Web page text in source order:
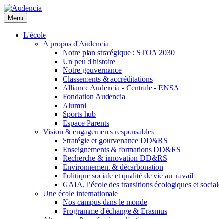
Aller
au
contenu
principal
Menu
L'école
A propos d'Audencia
Notre plan stratégique : STOA 2030
Un peu d'histoire
Notre gouvernance
Classements & accréditations
Alliance Audencia - Centrale - ENSA
Fondation Audencia
Alumni
Sports hub
Espace Parents
Vision & engagements responsables
Stratégie et gourvenance DD&RS
Enseignements & formations DD&RS
Recherche & innovation DD&RS
Environnement & décarbonation
Politique sociale et qualité de vie au travail
GAIA, l’école des transitions écologiques et
Une école internationale
Nos campus dans le monde
Programme d'échange & Erasmus